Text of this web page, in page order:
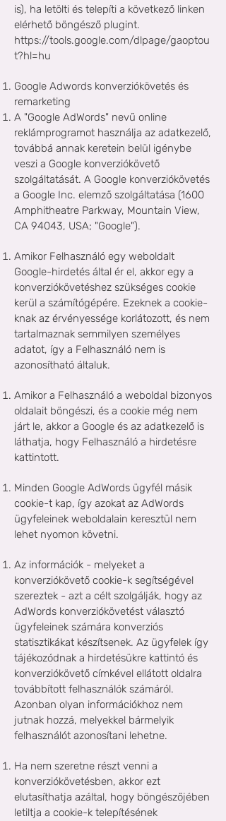
is), ha letölti és telepíti a következő linken
elérhető böngésző plugint.
https://tools.google.com/dlpage/gaoptou
t?hl=hu
Google Adwords konverziókövetés és
remarketing
A "Google AdWords" nevű online
reklámprogramot használja az adatkezelő,
továbbá annak keretein belül igénybe
veszi a Google konverziókövető
szolgáltatását. A Google konverziókövetés
a Google Inc. elemző szolgáltatása (1600
Amphitheatre Parkway, Mountain View,
CA 94043, USA; "Google").
Amikor Felhasználó egy weboldalt
Google-hirdetés által ér el, akkor egy a
konverziókövetéshez szükséges cookie
kerül a számítógépére. Ezeknek a cookie-
knak az érvényessége korlátozott, és nem
tartalmaznak semmilyen személyes
adatot, így a Felhasználó nem is
azonosítható általuk.
Amikor a Felhasználó a weboldal bizonyos
oldalait böngészi, és a cookie még nem
járt le, akkor a Google és az adatkezelő is
láthatja, hogy Felhasználó a hirdetésre
kattintott.
Minden Google AdWords ügyfél másik
cookie-t kap, így azokat az AdWords
ügyfeleinek weboldalain keresztül nem
lehet nyomon követni.
Az információk - melyeket a
konverziókövető cookie-k segítségével
szereztek - azt a célt szolgálják, hogy az
AdWords konverziókövetést választó
ügyfeleinek számára konverziós
statisztikákat készítsenek. Az ügyfelek így
tájékozódnak a hirdetésükre kattintó és
konverziókövető címkével ellátott oldalra
továbbított felhasználók számáról.
Azonban olyan információkhoz nem
jutnak hozzá, melyekkel bármelyik
felhasználót azonosítani lehetne.
Ha nem szeretne részt venni a
konverziókövetésben, akkor ezt
elutasíthatja azáltal, hogy böngészőjében
letiltja a cookie-k telepítésének